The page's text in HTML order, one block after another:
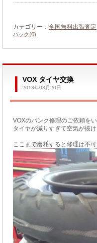
カテゴリー： 全国無料出張査定
バック(0)
VOX タイヤ交換
2018年08月20日
VOXのパンク修理のご依頼をい
タイヤが減りすぎて空気が抜け
ここまで磨耗すると修理は不